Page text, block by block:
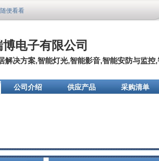
随便看看
电子有限公司
解决方案,智能灯光,智能影音,智能安防与监控
公司介绍 供应产品
采购清单